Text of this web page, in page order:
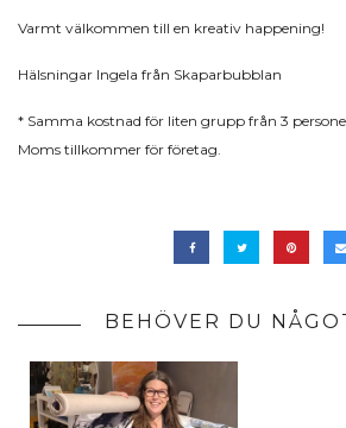
Varmt välkommen till en kreativ happening!
Hälsningar Ingela från Skaparbubblan
* Samma kostnad för liten grupp från 3
Moms tillkommer för företag.
BEHÖVER DU